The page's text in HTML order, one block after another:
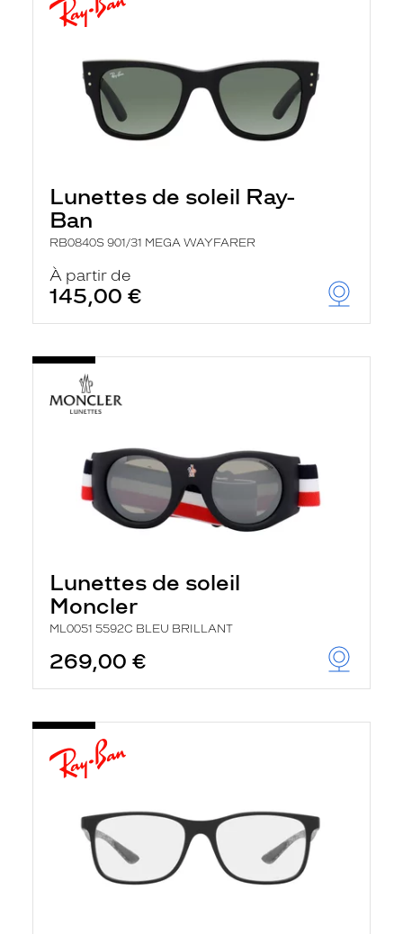
Lunettes de soleil Ray-
Ban
RB0840S 901/31 MEGA WAYFARER
À partir de
145,00 €
Lunettes de soleil
Moncler
ML0051 5592C BLEU BRILLANT
269,00 €